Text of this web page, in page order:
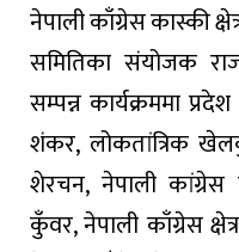
नेपाली काँग्रेस कास्की
समितिका संयोजक
सम्पन्न कार्यक्रममा
शंकर, लोकतांत्रिक
शेरचन, नेपाली
कुँवर, नेपाली काँग्रेस